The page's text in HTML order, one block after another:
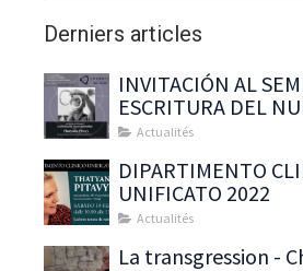
Derniers articles
INVITACIÓN AL
ESCRITURA DEL
CON : Thatyana
Actualités
DIPARTIMENTO
UNIFICATO 2022
Actualités
La transgression -